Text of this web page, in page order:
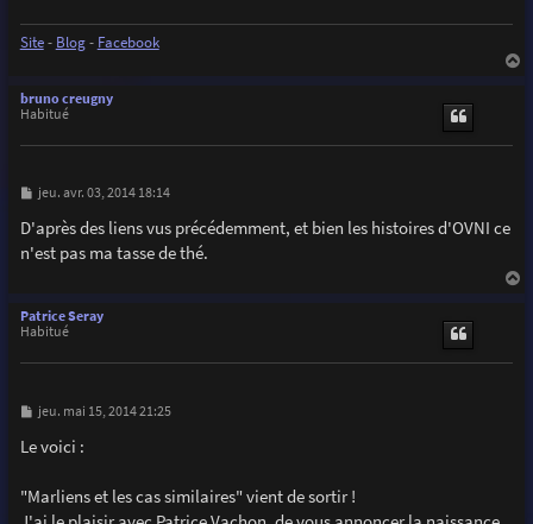
Site- Blog- Facebook
bruno creugny
Habitué
M
s
s
a
jeu. avr. 03, 2014 18:14
D'après des liens vus précédemment, et bien les histoires d'OVNI ce
n'est pas ma tasse de thé.
Patrice Seray
Habitué
M
s
s
g
e
jeu. mai 15, 2014 21:25
Le voici :
"Marliens et les cas similaires" vient de sortir !